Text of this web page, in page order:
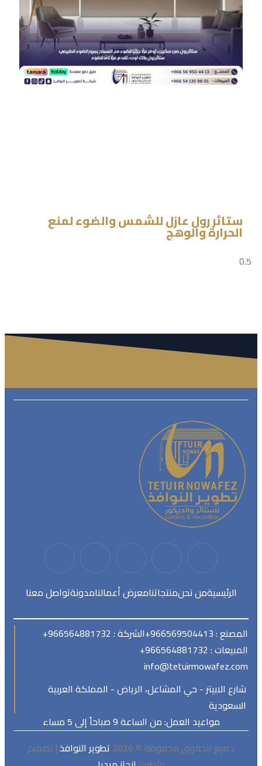
ستائر رول عازل للشمس والضوء لمنع
الحرارة والوهج
الرئيسيةمن نحنمنتجاتنامعرض أعمالنامدونةتواصل معنا
المصنع : 966569504413+
الشركة : 966564881732+
المبيعات : 966564881732+
info@tetuirmowafez.com
شارع الابيتر - حي المشاعل، الرياض - المملكة العربية
السعودية
مواعيد العمل: من الساعة 9 صباحاً إلى 5 مساء
جميع الحقوق محفوظة © 2026
تطوير النوافذ| تصميم